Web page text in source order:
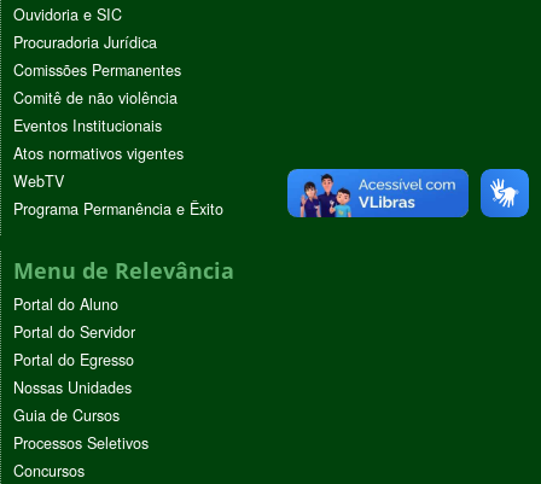
Ouvidoria e SIC
Procuradoria Jurídica
Comissões Permanentes
Comitê de não violência
Eventos Institucionais
Atos normativos vigentes
WebTV
Programa Permanência e Êxito
Menu de Relevância
Portal do Aluno
Portal do Servidor
Portal do Egresso
Nossas Unidades
Guia de Cursos
Processos Seletivos
Concursos